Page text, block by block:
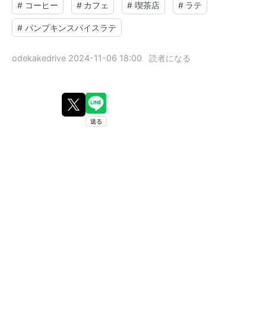
# コーヒー # カフェ # 喫茶店 # ラテ
# パンプキンスパイスラテ
odekakedrive 2024-11-06 18:00 読者になる